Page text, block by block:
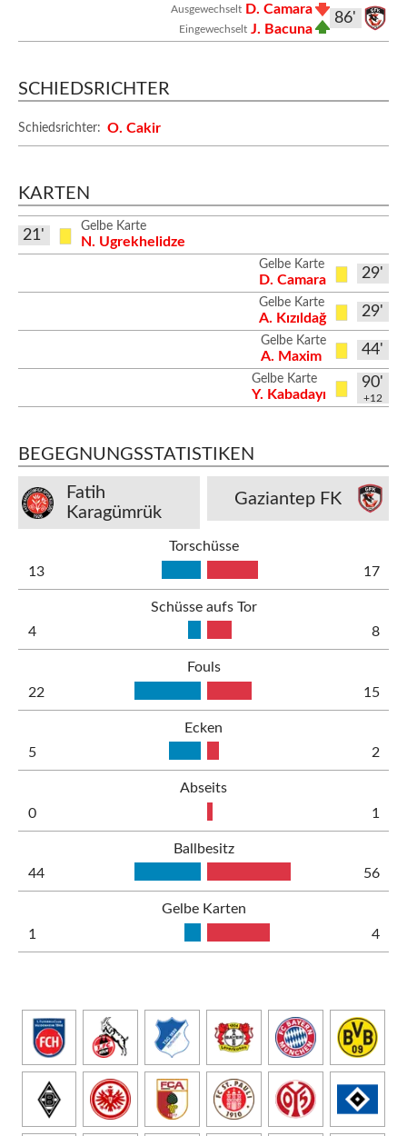
86'
Ausgewechselt D. Camara
Eingewechselt J. Bacuna
SCHIEDSRICHTER
Schiedsrichter: O. Cakir
KARTEN
Gelbe Karte
N. Ugrekhelidze
21'
29'
Gelbe Karte
D. Camara
29'
Gelbe Karte
A. Kızıldağ
44'
Gelbe Karte
A. Maxim
90'
+12
Gelbe Karte
Y. Kabadayı
BEGEGNUNGSSTATISTIKEN
Fatih
Karagümrük
Gaziantep FK
Torschüsse
13
17
Schüsse aufs Tor
4
8
Fouls
22
15
Ecken
5
2
Abseits
0
1
Ballbesitz
44
56
Gelbe Karten
1
4